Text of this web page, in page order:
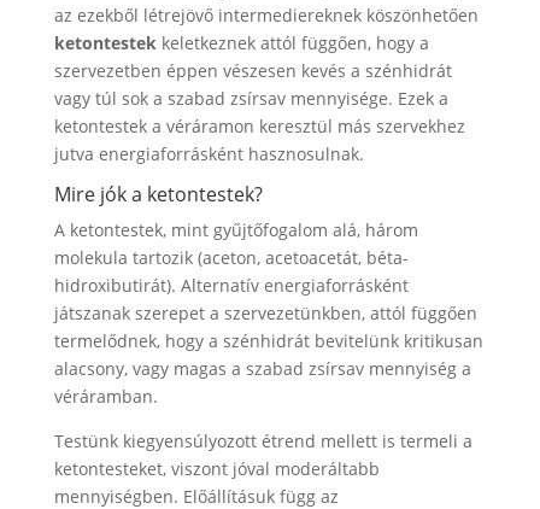
az ezekből létrejövő intermediereknek köszönhetően
ketontestekkeletkeznek attól függően, hogy a
szervezetben éppen vészesen kevés a szénhidrát
vagy túl sok a szabad zsírsav mennyisége. Ezek a
ketontestek a véráramon keresztül más szervekhez
jutva energiaforrásként hasznosulnak.
Mire jók a ketontestek?
A ketontestek, mint gyűjtőfogalom alá, három
molekula tartozik (aceton, acetoacetát, béta-
hidroxibutirát). Alternatív energiaforrásként
játszanak szerepet a szervezetünkben, attól függően
termelődnek, hogy a szénhidrát bevitelünk kritikusan
alacsony, vagy magas a szabad zsírsav mennyiség a
véráramban.
Testünk kiegyensúlyozott étrend mellett is termeli a
ketontesteket, viszont jóval moderáltabb
mennyiségben. Előállításuk függ az